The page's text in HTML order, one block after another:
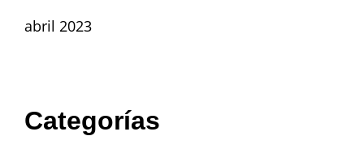
abril 2023
Categorías